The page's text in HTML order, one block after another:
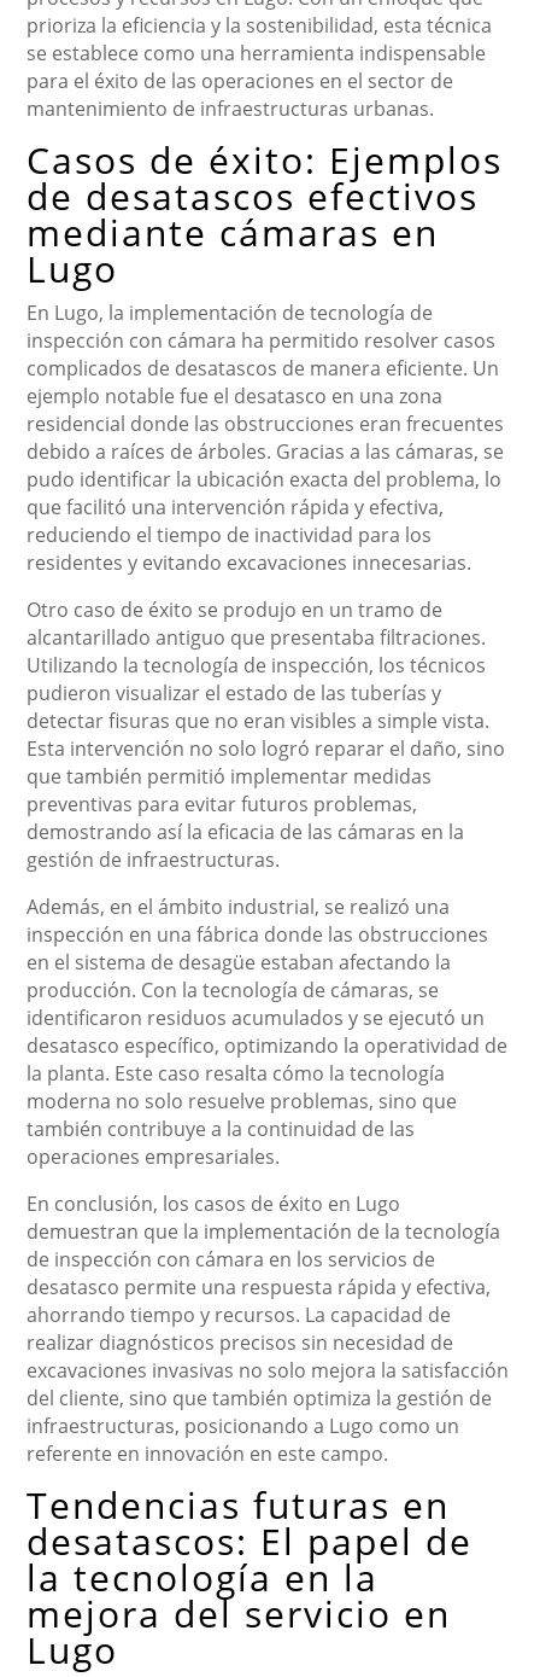
prioriza la eficiencia y la sostenibilidad, esta técnica
se establece como una herramienta indispensable
para el éxito de las operaciones en el sector de
mantenimiento de infraestructuras urbanas.
Casos de éxito: Ejemplos
de desatascos efectivos
mediante cámaras en
Lugo
En Lugo, la implementación de tecnología de
inspección con cámara ha permitido resolver casos
complicados de desatascos de manera eficiente. Un
ejemplo notable fue el desatasco en una zona
residencial donde las obstrucciones eran frecuentes
debido a raíces de árboles. Gracias a las cámaras, se
pudo identificar la ubicación exacta del problema, lo
que facilitó una intervención rápida y efectiva,
reduciendo el tiempo de inactividad para los
residentes y evitando excavaciones innecesarias.
Otro caso de éxito se produjo en un tramo de
alcantarillado antiguo que presentaba filtraciones.
Utilizando la tecnología de inspección, los técnicos
pudieron visualizar el estado de las tuberías y
detectar fisuras que no eran visibles a simple vista.
Esta intervención no solo logró reparar el daño, sino
que también permitió implementar medidas
preventivas para evitar futuros problemas,
demostrando así la eficacia de las cámaras en la
gestión de infraestructuras.
Además, en el ámbito industrial, se realizó una
inspección en una fábrica donde las obstrucciones
en el sistema de desagüe estaban afectando la
producción. Con la tecnología de cámaras, se
identificaron residuos acumulados y se ejecutó un
desatasco específico, optimizando la operatividad de
la planta. Este caso resalta cómo la tecnología
moderna no solo resuelve problemas, sino que
también contribuye a la continuidad de las
operaciones empresariales.
En conclusión, los casos de éxito en Lugo
demuestran que la implementación de la tecnología
de inspección con cámara en los servicios de
desatasco permite una respuesta rápida y efectiva,
ahorrando tiempo y recursos. La capacidad de
realizar diagnósticos precisos sin necesidad de
excavaciones invasivas no solo mejora la satisfacción
del cliente, sino que también optimiza la gestión de
infraestructuras, posicionando a Lugo como un
referente en innovación en este campo.
Tendencias futuras en
desatascos: El papel de
la tecnología en la
mejora del servicio en
Lugo